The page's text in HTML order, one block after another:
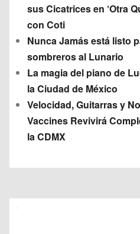
sus Cicatrices en ‘Otra
con Coti
Nunca Jamás está listo
sombreros al Lunario
La magia del piano de
la Ciudad de México
Velocidad, Guitarras y
Vaccines Revivirá
la CDMX